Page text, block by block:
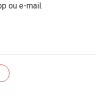
ou e-mail.